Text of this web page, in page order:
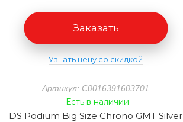
Артикул: C0016391603701
Есть в наличии
DS Podium Big Size Chrono GMT Silver
Заказать
Узнать цену со скидкой